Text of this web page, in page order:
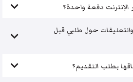
دفعة واحدة؟
حول طلبي قبل
بطلب التقديم؟